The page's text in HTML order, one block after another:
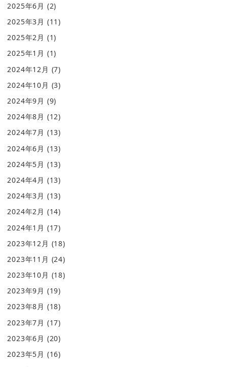
2025年6月 (2)
2025年3月 (11)
2025年2月 (1)
2025年1月 (1)
2024年12月 (7)
2024年10月 (3)
2024年9月 (9)
2024年8月 (12)
2024年7月 (13)
2024年6月 (13)
2024年5月 (13)
2024年4月 (13)
2024年3月 (13)
2024年2月 (14)
2024年1月 (17)
2023年12月 (18)
2023年11月 (24)
2023年10月 (18)
2023年9月 (19)
2023年8月 (18)
2023年7月 (17)
2023年6月 (20)
2023年5月 (16)